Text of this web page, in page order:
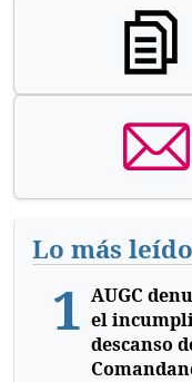
Lo más leído
1 AUGC
el
descanso